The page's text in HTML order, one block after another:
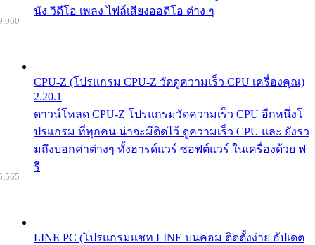
นัง วิดีโอ เพลง ไฟล์เสียงออดิโอ ต่าง ๆ
CPU-Z (โปรแกรม CPU-Z วัดดูความเร็ว CPU เครื่องคุณ)
2.20.1
ดาวน์โหลด CPU-Z โปรแกรมวัดความเร็ว CPU อีกหนึ่งโ
ปรแกรม ที่ทุกคน น่าจะมีติดไว้ ดูความเร็ว CPU และ ยังรว
มถึงบอกค่าต่างๆ ทั้งฮารด์แวร์ ซอฟต์แวร์ ในเครื่องด้วย ฟ
รี
LINE PC (โปรแกรมแชท LINE บนคอม ติดตั้งง่าย อัปเดต